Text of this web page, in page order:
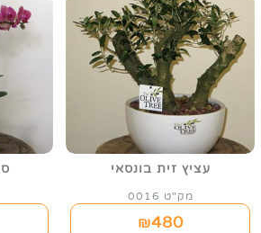
עציץ זית בונסאי
מק"ט 0016
₪480